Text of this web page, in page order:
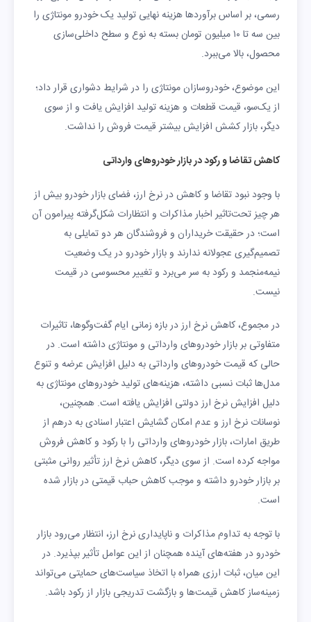
رسمی، بر اساس برآوردها هزینه نهایی تولید یک خودرو مونتاژی را
بین سه تا ۱۰ میلیون تومان بسته به نوع و سطح داخلی‌سازی
محصول، بالا می‌ببرد.
این موضوع، خودروسازان مونتاژی را در شرایط دشواری قرار داد؛
از یک‌سو، قیمت قطعات و هزینه تولید افزایش یافت و از سوی
دیگر، بازار کشش افزایش بیشتر قیمت فروش را نداشت.
کاهش تقاضا و رکود در بازار خودروهای وارداتی
با وجود نبود تقاضا و کاهش در نرخ ارز، فضای بازار خودرو بیش از
هر چیز تحت‌تاثیر اخبار مذاکرات و انتظارات شکل‌گرفته پیرامون آن
است؛ در حقیقت خریداران و فروشندگان هر دو تمایلی به
تصمیم‌گیری عجولانه ندارند و بازار خودرو در یک وضعیت
نیمه‌منجمد و رکود به سر می‌برد و تغییر محسوسی در قیمت
نیست.
در مجموع، کاهش نرخ ارز در بازه زمانی ایام گفت‌وگوها، تاثیرات
متفاوتی بر بازار خودروهای وارداتی و مونتاژی داشته است. در
حالی که قیمت خودروهای وارداتی به دلیل افزایش عرضه و تنوع
مدل‌ها ثبات نسبی داشته، هزینه‌های تولید خودروهای مونتاژی به
دلیل افزایش نرخ ارز دولتی افزایش یافته است. همچنین،
نوسانات نرخ ارز و عدم امکان گشایش اعتبار اسنادی به درهم از
طریق امارات، بازار خودروهای وارداتی را با رکود و کاهش فروش
مواجه کرده است. از سوی دیگر، کاهش نرخ ارز تأثیر روانی مثبتی
بر بازار خودرو داشته و موجب کاهش حباب قیمتی در بازار شده
است.
با توجه به تداوم مذاکرات و ناپایداری نرخ ارز، انتظار می‌رود بازار
خودرو در هفته‌های آینده همچنان از این عوامل تأثیر بپذیرد. در
این میان، ثبات ارزی همراه با اتخاذ سیاست‌های حمایتی می‌تواند
زمینه‌ساز کاهش قیمت‌ها و بازگشت تدریجی بازار از رکود باشد.